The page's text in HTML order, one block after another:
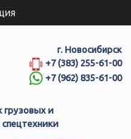
г. Новосибирск
+7 (383) 255-61-00
+7 (962) 835-61-00
грузовых и